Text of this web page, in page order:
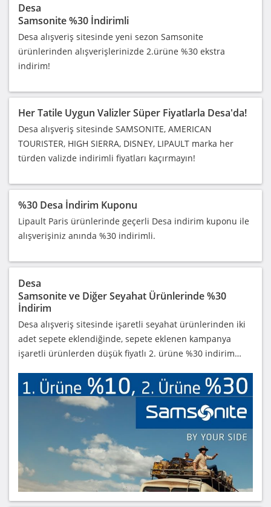
Desa
Samsonite %30 İndirimli
Desa alışveriş sitesinde yeni sezon Samsonite
ürünlerinden alışverişlerinizde 2.ürüne %30 ekstra
indirim!
Her Tatile Uygun Valizler Süper Fiyatlarla Desa'da!
Desa alışveriş sitesinde SAMSONITE, AMERICAN
TOURISTER, HIGH SIERRA, DISNEY, LIPAULT marka her
türden valizde indirimli fiyatları kaçırmayın!
%30 Desa İndirim Kuponu
Lipault Paris ürünlerinde geçerli Desa indirim kuponu ile
alışverişiniz anında %30 indirimli.
Desa
Samsonite ve Diğer Seyahat Ürünlerinde %30
İndirim
Desa alışveriş sitesinde işaretli seyahat ürünlerinden iki
adet sepete eklendiğinde, sepete eklenen kampanya
işaretli ürünlerden düşük fiyatlı 2. ürüne %30 indirim…